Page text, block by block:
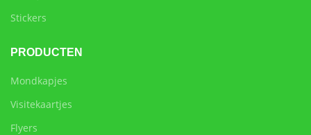
Stickers
PRODUCTEN
Mondkapjes
Visitekaartjes
Flyers